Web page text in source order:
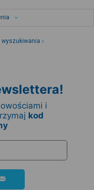
wyszukiwania
i
kod